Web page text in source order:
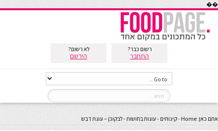
��
רשום כבר?
התחבר
לא רשום?
הירשם
אתם כאן: Home
-קינוחים - עוגות בחושות-לבקוכן – עוגת דבש